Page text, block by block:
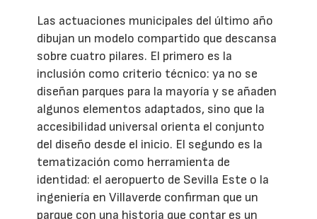
Las actuaciones municipales del último año
dibujan un modelo compartido que descansa
sobre cuatro pilares. El primero es la
inclusión como criterio técnico: ya no se
diseñan parques para la mayoría y se añaden
algunos elementos adaptados, sino que la
accesibilidad universal orienta el conjunto
del diseño desde el inicio. El segundo es la
tematización como herramienta de
identidad: el aeropuerto de Sevilla Este o la
ingeniería en Villaverde confirman que un
parque con una historia que contar es un